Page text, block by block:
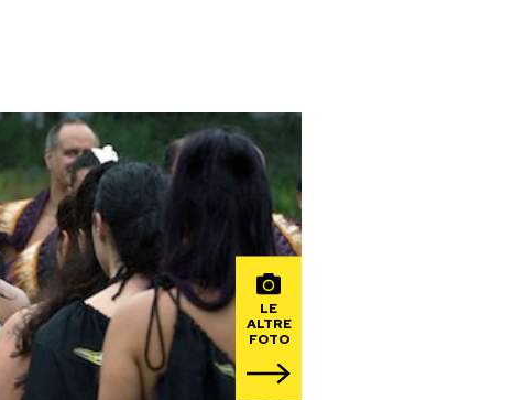
LE
ALTRE
FOTO